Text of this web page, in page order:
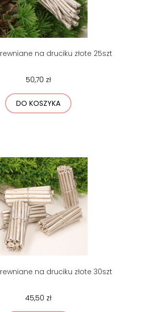
na druciku złote 25szt
50,70 zł
DO KOSZYKA
na druciku złote 30szt
45,50 zł